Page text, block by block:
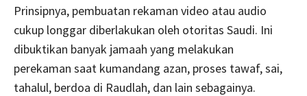
Prinsipnya, pembuatan rekaman video atau audio
cukup longgar diberlakukan oleh otoritas Saudi. Ini
dibuktikan banyak jamaah yang melakukan
perekaman saat kumandang azan, proses tawaf, sai,
tahalul, berdoa di Raudlah, dan lain sebagainya.